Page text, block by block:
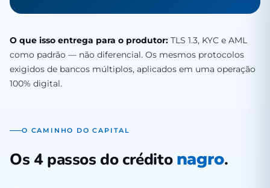
O que isso entrega para o produtor: TLS 1.3, KYC e AML
como padrão — não diferencial. Os mesmos protocolos
exigidos de bancos múltiplos, aplicados em uma operação
100% digital.
O CAMINHO DO CAPITAL
Os 4 passos do crédito nagro.